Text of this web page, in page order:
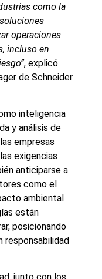
como la
operaciones
incluso en
, explicó
de Schneider
inteligencia
y análisis de
empresas
exigencias
anticiparse a
como el
ambiental
están
posicionando
responsabilidad